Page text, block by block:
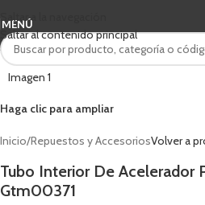
Saltar a la navegación
Saltar al contenido principal
MENÚ
Haga clic para ampliar
Inicio/Repuestos y AccesoriosVolver a
Tubo Interior De Acelerador
Gtm00371